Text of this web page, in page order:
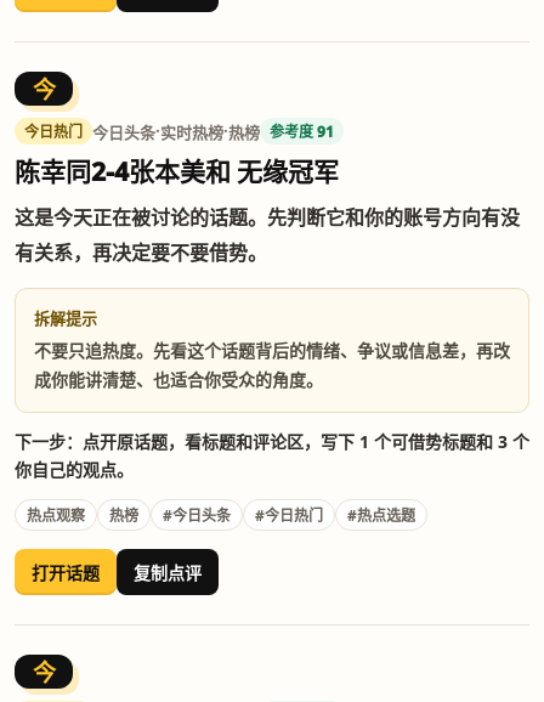
今
今日热门 今日头条·实时热榜·热榜 参考度 91
陈幸同2-4张本美和 无缘冠军
这是今天正在被讨论的话题。先判断它和你的账号方向有没
有关系，再决定要不要借势。
拆解提示
不要只追热度。先看这个话题背后的情绪、争议或信息差，再改
成你能讲清楚、也适合你受众的角度。
下一步：点开原话题，看标题和评论区，写下 1 个可借势标题和 3 个
你自己的观点。
热点观察 热榜 #今日头条 #今日热门 #热点选题
打开话题 复制点评
今